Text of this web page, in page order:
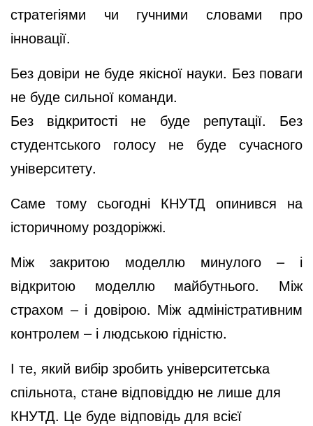
стратегіями чи гучними словами про
інновації.
Без довіри не буде якісної науки. Без поваги
не буде сильної команди.
Без відкритості не буде репутації. Без
студентського голосу не буде сучасного
університету.
Саме тому сьогодні КНУТД опинився на
історичному роздоріжжі.
Між закритою моделлю минулого – і
відкритою моделлю майбутнього. Між
страхом – і довірою. Між адміністративним
контролем – і людською гідністю.
І те, який вибір зробить університетська
спільнота, стане відповіддю не лише для
КНУТД. Це буде відповідь для всієї